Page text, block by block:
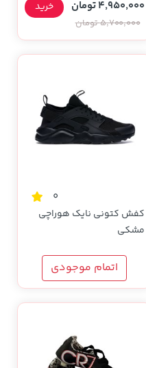
4,950,000 تومان
5,700,000 تومان
خرید
0
کفش کتونی نایک هوراچی
مشکی
اتمام موجودی